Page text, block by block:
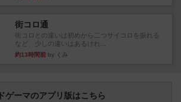
街コロ通
街コロとの違いは初めから二つサイコロを振れる
など、少しの違いはあるけれ...
約13時間前 by くみ
ゲーマのアプリ版はこちら